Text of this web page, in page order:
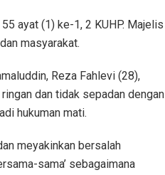
ayat (1) ke-1, 2 KUHP. Majelis
masyarakat.
Reza Fahlevi (28),
dan tidak sepadan dengan
hukuman mati.
meyakinkan bersalah
sama’ sebagaimana